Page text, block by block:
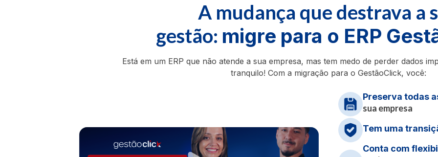
A mudança que destrava a
gestão: migre para o ERP
Está em um ERP que não atende a sua empresa, mas tem medo de perder dados
tranquilo! Com a migração para o GestãoClick, você:
Preserva todas
sua empresa
Tem uma
Conta com